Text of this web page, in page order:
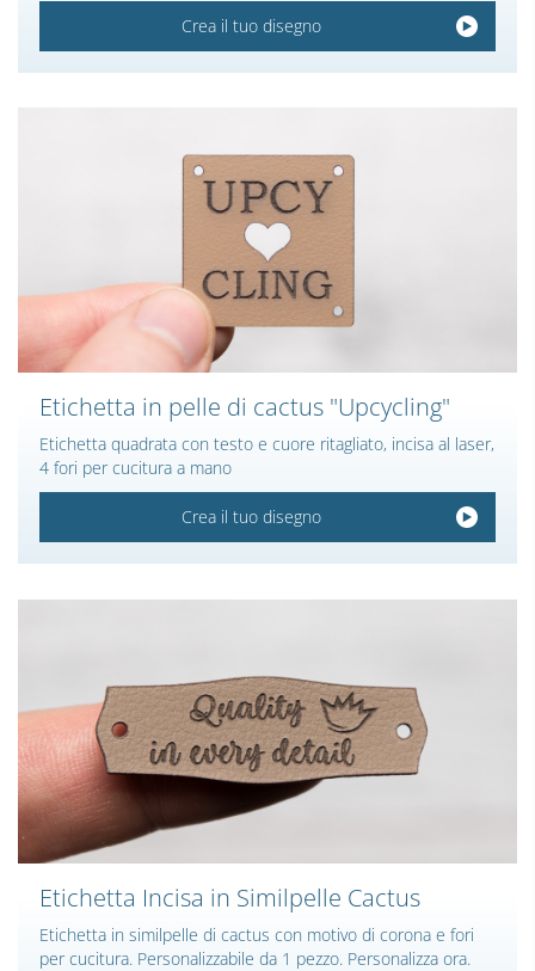
Crea il tuo disegno
Etichetta in pelle di cactus "Upcycling"
Etichetta quadrata con testo e cuore ritagliato, incisa al laser,
4 fori per cucitura a mano
Crea il tuo disegno
Etichetta Incisa in Similpelle Cactus
Etichetta in similpelle di cactus con motivo di corona e fori
per cucitura. Personalizzabile da 1 pezzo. Personalizza ora.